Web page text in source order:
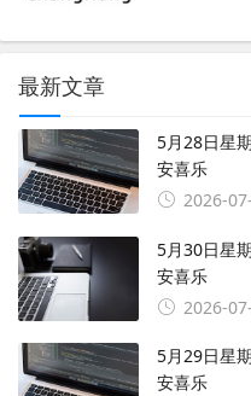
最新文章
5月28日星
安喜乐
2026-
5月30日星
安喜乐
2026-
5月29日星
安喜乐